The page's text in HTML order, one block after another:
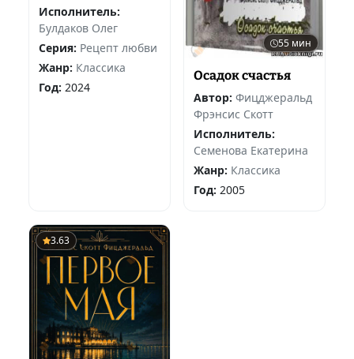
Исполнитель:
Булдаков Олег
Серия: Рецепт любви
Жанр: Классика
Год: 2024
55 мин
Осадок счастья
Автор: Фицджеральд
Фрэнсис Скотт
Исполнитель:
Семенова Екатерина
Жанр: Классика
Год: 2005
3.63